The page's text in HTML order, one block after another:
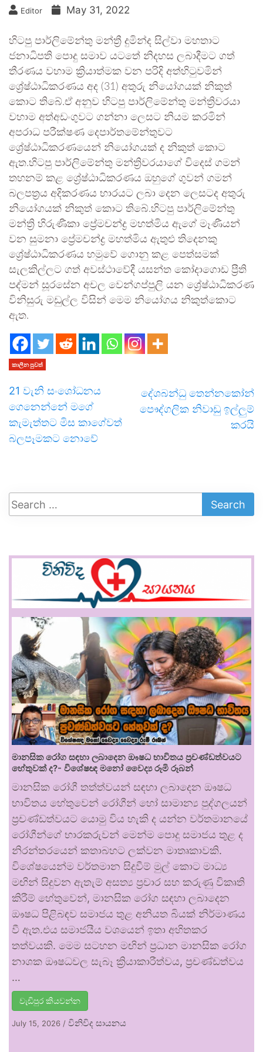
Editor May 31, 2022
හිටපු පාර්ලිමේන්තු මන්ත්‍රී දුමින්ද සිල්වා මහතාට
ජනාධිපති පොදු සමාව යටතේ නිදහස ලබාදීමට ගත්
තීරණය වහාම ක්‍රියාත්මක වන පරිදි අත්හිටුවමින්
ශ්‍රේෂ්ඨාධිකරණය අද (31) අතුරු නියෝගයක් නිකුත්
කොට තිබේ.ඒ අනුව හිටපු පාර්ලිමේන්තු මන්ත්‍රිවරයා
වහාම අත්අඩංගුවට ගන්නා ලෙසට නියම කරමින්
අපරාධ පරීක්ෂණ දෙපාර්තමේන්තුවට
ශ්‍රේෂ්ඨාධිකරණයෙන් නියෝගයක් ද නිකුත් කොට
ඇත.හිටපු පාර්ලිමේන්තු මන්ත්‍රිවරයාගේ විදෙස් ගමන්
තහනම් කළ ශ්‍රේෂ්ඨාධිකරණය ඔහුගේ ගුවන් ගමන්
බලපත්‍රය අදිකරණය භාරයට ලබා දෙන ලෙසටද අතුරු
නියෝගයක් නිකුත් කොට තිබේ.හිටපු පාර්ලිමේන්තු
මන්ත්‍රි හිරුණීකා ප්‍රේමචන්ද්‍ර මහත්මිය ඇගේ මෑණීයන්
වන සුමනා ප්‍රේමචන්ද්‍ර මහත්මිය ඇතුළු තිදෙනකු
ශ්‍රේෂ්ඨාධිකරණය හමුවේ ගොනු කළ පෙත්සමක්
සැලකිල්ලට ගත් අවස්ථාවේදී යසන්ත කෝදාගොඩ ප්‍රීති
පද්මන් සූරසේන අචල වෙන්ගප්පුලි යන ශ්‍රේෂ්ඨාධිකරණ
විනිසුරු මඩුල්ල විසින් මෙම නියෝගය නිකුත්කොට
ඇත.
කාලීන පුවත්
21 වැනි සංශෝධනය
ගෙනෙන්නේ මගේ
කැමැත්තට මිස කාගේවත්
බලපෑමකට නොවේ
දේශබන්ධු තෙන්නකෝන්
පෞද්ගලික නිවාඩු ඉල්ලුම්
කරයි
මානසික රෝග සඳහා ලබාදෙන ඖෂධ භාවිතය ප්‍රචණ්ඩත්වයට
හේතුවක් ද?- විශේෂඥ මනෝ වෛද්‍ය රූමි රූබන්
මානසික රෝගී තත්ත්වයන් සඳහා ලබාදෙන ඖෂධ
භාවිතය හේතුවෙන් රෝගීන් හෝ සාමාන්‍ය පුද්ගලයන්
ප්‍රචණ්ඩත්වයට යොමු විය හැකි ද යන්න වර්තමානයේ
රෝගීන්ගේ භාරකරුවන් මෙන්ම පොදු සමාජය තුළ ද
නිරන්තරයෙන් කතාබහට ලක්වන මාතෘකාවකි.
විශේෂයෙන්ම වර්තමාන සිදුවීම් මුල් කොට මාධ්‍ය
මඟින් සිදුවන ඇතැම් අසත්‍ය ප්‍රචාර සහ කරුණු විකෘති
කිරීම් හේතුවෙන්, මානසික රෝග සඳහා ලබාදෙන
ඖෂධ පිළිබඳව සමාජය තුළ අනියත බියක් නිර්මාණය
වී ඇත.එය සමාජයීය වශයෙන් ඉතා අහිතකර
තත්වයකි. මෙම සටහන මඟින් ප්‍රධාන මානසික රෝග
නාශක ඖෂධවල සැබෑ ක්‍රියාකාරීත්වය, ප්‍රචණ්ඩත්වය
…
වැඩිපුර කියවන්න
July 15, 2026 / විනිවිද සායනය